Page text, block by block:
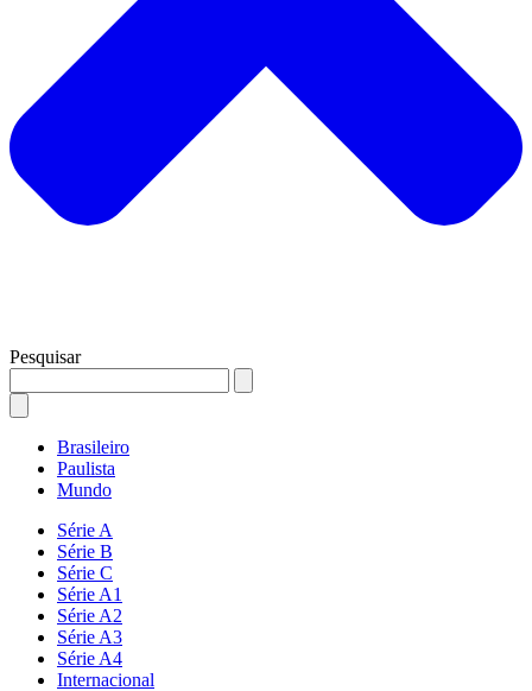
Pesquisar
Brasileiro
Paulista
Mundo
Série A
Série B
Série C
Série A1
Série A2
Série A3
Série A4
Internacional